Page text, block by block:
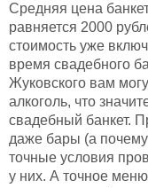
Средняя цена
равняется 2000
стоимость уже
время свадебного
Жуковского вам
алкоголь, что
свадебный банкет.
даже бары (а
точные условия
у них. А точное